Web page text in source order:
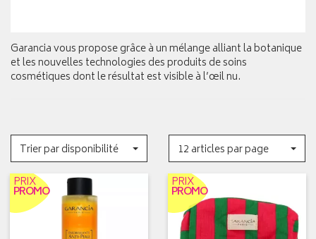
Garancia vous propose grâce à un mélange alliant la botanique
et les nouvelles technologies des produits de soins
cosmétiques dont le résultat est visible à l’œil nu.
Trier par disponibilité
12 articles par page
PRIX
PROMO
PRIX
PROMO